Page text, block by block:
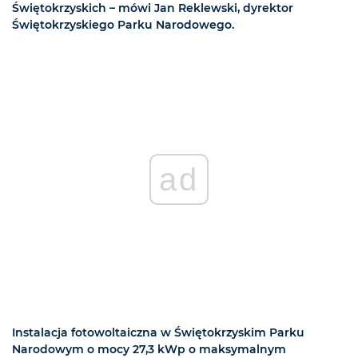
Świętokrzyskich – mówi Jan Reklewski, dyrektor
Świętokrzyskiego Parku Narodowego.
ad
Instalacja fotowoltaiczna w Świętokrzyskim Parku
Narodowym o mocy 27,3 kWp o maksymalnym